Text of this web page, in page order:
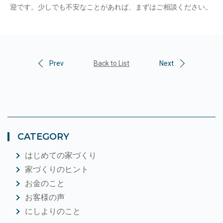
迎です。少しでも不安なことがあれば、まずはご相談ください。
Prev Back to List Next
CATEGORY
はじめての家づくり
家づくりのヒント
お金のこと
お客様の声
にしよりのこと